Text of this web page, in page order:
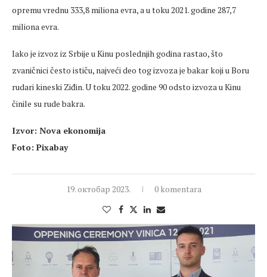
opremu vrednu 333,8 miliona evra, a u toku 2021. godine 287,7
miliona evra.
Iako je izvoz iz Srbije u Kinu poslednjih godina rastao, što
zvaničnici često ističu, najveći deo tog izvoza je bakar koji u Boru
rudari kineski Ziđin. U toku 2022. godine 90 odsto izvoza u Kinu
činile su rude bakra.
Izvor: Nova ekonomija
Foto: Pixabay
19. октобар 2023. 0 komentara